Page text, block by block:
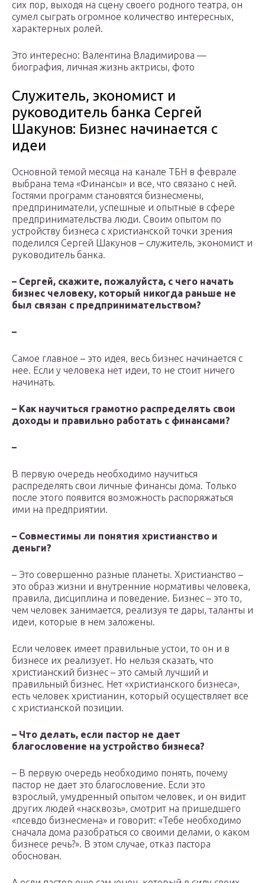
сих пор, выходя на сцену своего родного театра, он
сумел сыграть огромное количество интересных,
характерных ролей.
Это интересно: Валентина Владимирова —
биография, личная жизнь актрисы, фото
Служитель, экономист и
руководитель банка Сергей
Шакунов: Бизнес начинается с
идеи
Основной темой месяца на канале ТБН в феврале
выбрана тема «Финансы» и все, что связано с ней.
Гостями программ становятся бизнесмены,
предприниматели, успешные и опытные в сфере
предпринимательства люди. Своим опытом по
устройству бизнеса с христианской точки зрения
поделился Сергей Шакунов – служитель, экономист и
руководитель банка.
– Сергей, скажите, пожалуйста, с чего начать
бизнес человеку, который никогда раньше не
был связан с предпринимательством?
–
Самое главное – это идея, весь бизнес начинается с
нее. Если у человека нет идеи, то не стоит ничего
начинать.
– Как научиться грамотно распределять свои
доходы и правильно работать с финансами?
–
В первую очередь необходимо научиться
распределять свои личные финансы дома. Только
после этого появится возможность распоряжаться
ими на предприятии.
– Совместимы ли понятия христианство и
деньги?
– Это совершенно разные планеты. Христианство –
это образ жизни и внутренние нормативы человека,
правила, дисциплина и поведение. Бизнес – это то,
чем человек занимается, реализуя те дары, таланты и
идеи, которые в нем заложены.
Если человек имеет правильные устои, то он и в
бизнесе их реализует. Но нельзя сказать, что
христианский бизнес – это самый лучший и
правильный бизнес. Нет «христианского бизнеса»,
есть человек христианин, который осуществляет все
с христианской позиции.
– Что делать, если пастор не дает
благословение на устройство бизнеса?
– В первую очередь необходимо понять, почему
пастор не дает это благословение. Если это
взрослый, умудренный опытом человек, и он видит
других людей «насквозь», смотрит на пришедшего
«псевдо бизнесмена» и говорит: «Тебе необходимо
сначала дома разобраться со своими делами, о каком
бизнесе речь?». В этом случае, отказ пастора
обоснован.